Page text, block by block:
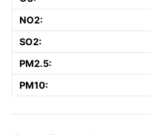
NO2:
SO2:
PM2.5:
PM10: